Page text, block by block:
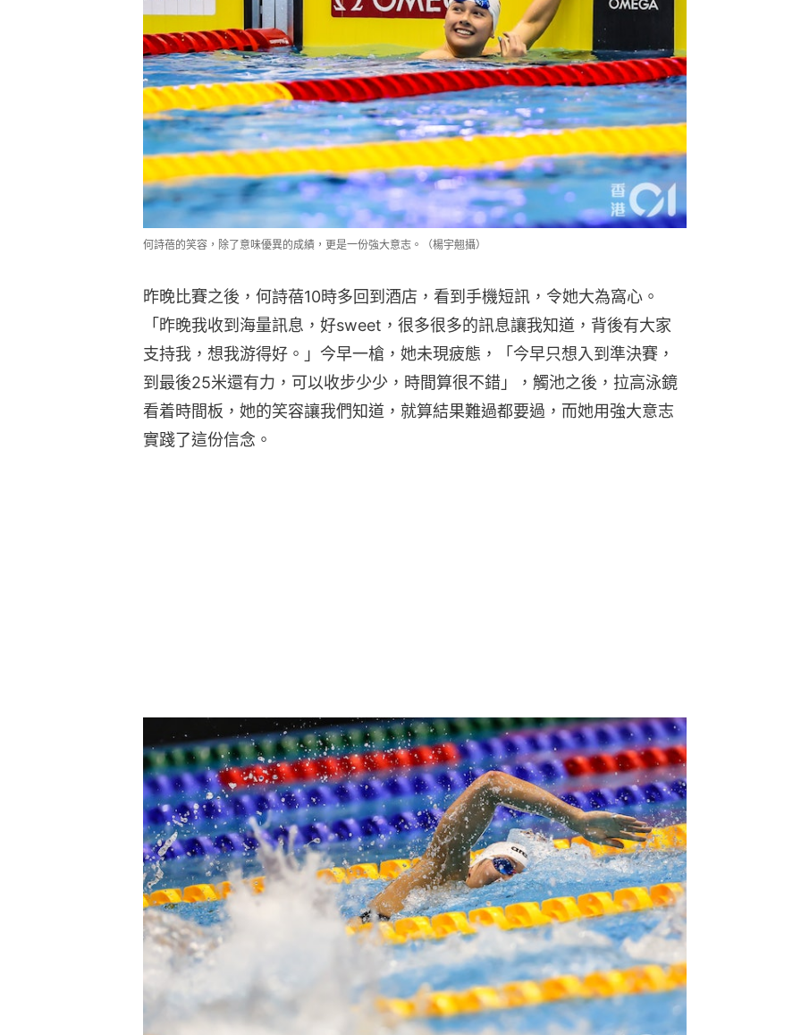
何詩蓓的笑容，除了意味優異的成績，更是一份強大意志。（楊宇翹攝）
昨晚比賽之後，何詩蓓10時多回到酒店，看到手機短訊，令她大為窩心。
「昨晚我收到海量訊息，好sweet，很多很多的訊息讓我知道，背後有大家
支持我，想我游得好。」今早一槍，她未現疲態，「今早只想入到準決賽，
到最後25米還有力，可以收步少少，時間算很不錯」，觸池之後，拉高泳鏡
看着時間板，她的笑容讓我們知道，就算結果難過都要過，而她用強大意志
實踐了這份信念。